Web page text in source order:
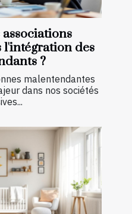
des
?
malentendantes
dans nos sociétés